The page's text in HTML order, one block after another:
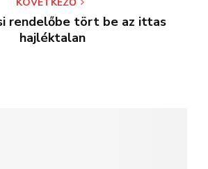
rendelőbe tört be az ittas
hajléktalan